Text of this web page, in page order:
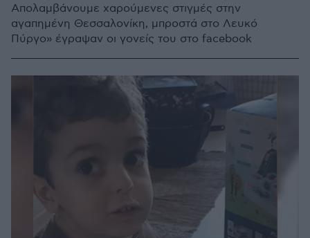
Απολαμβάνουμε χαρούμενες στιγμές στην
αγαπημένη Θεσσαλονίκη, μπροστά στο Λευκό
Πύργο» έγραψαν οι γονείς του στο facebook